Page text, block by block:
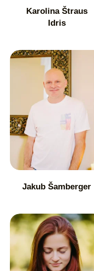
Karolina Štraus
Idris
Jakub Šamberger